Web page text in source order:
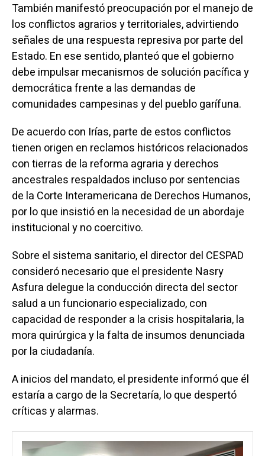
También manifestó preocupación por el manejo de
los conflictos agrarios y territoriales, advirtiendo
señales de una respuesta represiva por parte del
Estado. En ese sentido, planteó que el gobierno
debe impulsar mecanismos de solución pacífica y
democrática frente a las demandas de
comunidades campesinas y del pueblo garífuna.
De acuerdo con Irías, parte de estos conflictos
tienen origen en reclamos históricos relacionados
con tierras de la reforma agraria y derechos
ancestrales respaldados incluso por sentencias
de la Corte Interamericana de Derechos Humanos,
por lo que insistió en la necesidad de un abordaje
institucional y no coercitivo.
Sobre el sistema sanitario, el director del CESPAD
consideró necesario que el presidente Nasry
Asfura delegue la conducción directa del sector
salud a un funcionario especializado, con
capacidad de responder a la crisis hospitalaria, la
mora quirúrgica y la falta de insumos denunciada
por la ciudadanía.
A inicios del mandato, el presidente informó que él
estaría a cargo de la Secretaría, lo que despertó
críticas y alarmas.